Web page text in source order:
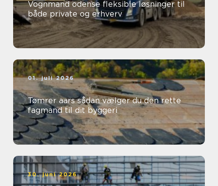
Vognmand odense fleksible løsninger til
både private og erhverv
01. juli 2026
Tømrer aars sådan vælger du den rette
fagmand til dit byggeri
30. juni 2026